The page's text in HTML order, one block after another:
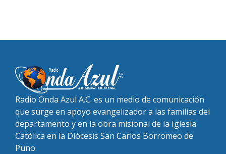
Radio Onda Azul A.C. es un medio de comunicación
que surge en apoyo evangelizador a las familias del
departamento y en la obra misional de la Iglesia
Católica en la Diócesis San Carlos Borromeo de
Puno.